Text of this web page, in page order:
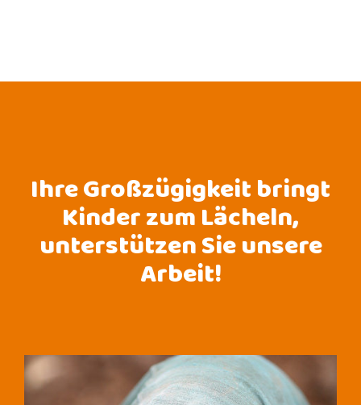
Ihre Großzügigkeit bringt
Kinder zum Lächeln,
unterstützen Sie unsere
Arbeit!